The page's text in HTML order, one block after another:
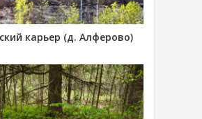
карьер (д. Алферово)